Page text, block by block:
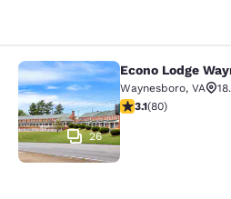
Econo Lodge
26
Econo Lodge
Waynesboro, VA
3.11 étoiles. Bien. 80
3.1(80)